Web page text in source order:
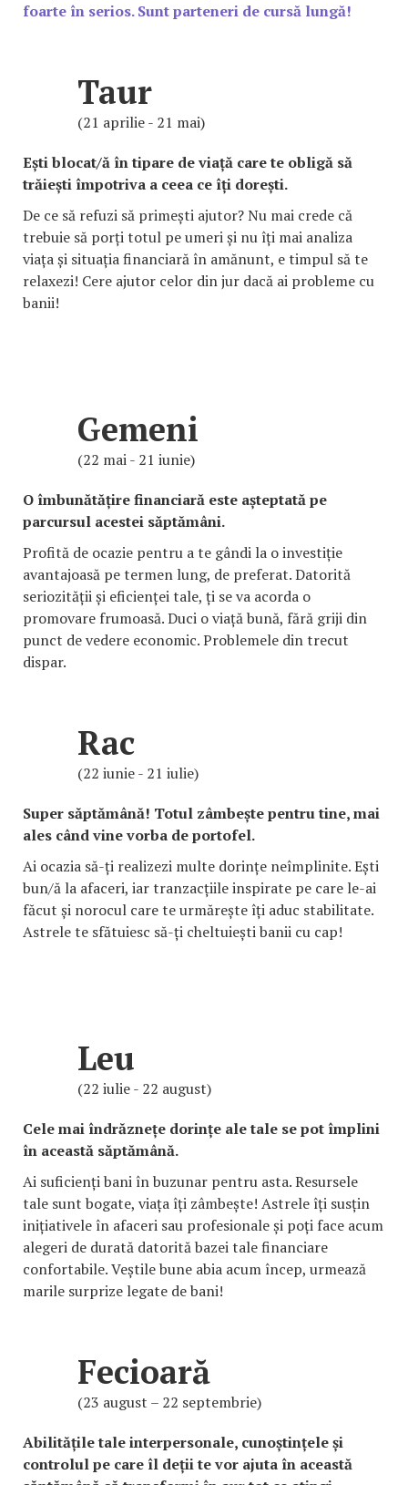
foarte în serios. Sunt parteneri de cursă lungă!
Taur
(21 aprilie - 21 mai)
Ești blocat/ă în tipare de viață care te obligă să
trăiești împotriva a ceea ce îți dorești.
De ce să refuzi să primești ajutor? Nu mai crede că
trebuie să porți totul pe umeri și nu îți mai analiza
viața și situația financiară în amănunt, e timpul să te
relaxezi! Cere ajutor celor din jur dacă ai probleme cu
banii!
Gemeni
(22 mai - 21 iunie)
O îmbunătățire financiară este așteptată pe
parcursul acestei săptămâni.
Profită de ocazie pentru a te gândi la o investiție
avantajoasă pe termen lung, de preferat. Datorită
seriozității și eficienței tale, ți se va acorda o
promovare frumoasă. Duci o viață bună, fără griji din
punct de vedere economic. Problemele din trecut
dispar.
Rac
(22 iunie - 21 iulie)
Super săptămână! Totul zâmbește pentru tine, mai
ales când vine vorba de portofel.
Ai ocazia să-ți realizezi multe dorințe neîmplinite. Ești
bun/ă la afaceri, iar tranzacțiile inspirate pe care le-ai
făcut și norocul care te urmărește îți aduc stabilitate.
Astrele te sfătuiesc să-ți cheltuiești banii cu cap!
Leu
(22 iulie - 22 august)
Cele mai îndrăznețe dorințe ale tale se pot împlini
în această săptămână.
Ai suficienți bani în buzunar pentru asta. Resursele
tale sunt bogate, viața îți zâmbește! Astrele îți susțin
inițiativele în afaceri sau profesionale și poți face acum
alegeri de durată datorită bazei tale financiare
confortabile. Veștile bune abia acum încep, urmează
marile surprize legate de bani!
Fecioară
(23 august – 22 septembrie)
Abilitățile tale interpersonale, cunoștințele și
controlul pe care îl deții te vor ajuta în această